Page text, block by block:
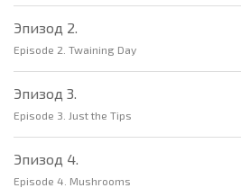
Эпизод 2.
Episode 2. Twaining Day
Эпизод 3.
Episode 3. Just the Tips
Эпизод 4.
Episode 4. Mushrooms